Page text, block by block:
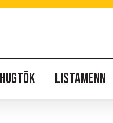
HUGTÖK LISTAMENN